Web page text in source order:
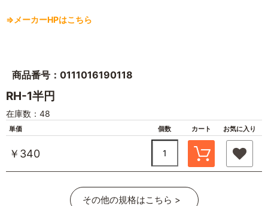
⇒メーカーHPはこちら
商品番号：0111016190118
RH-1半円
在庫数：48
単価 個数 カート お気に入り
￥340
その他の規格はこちら >